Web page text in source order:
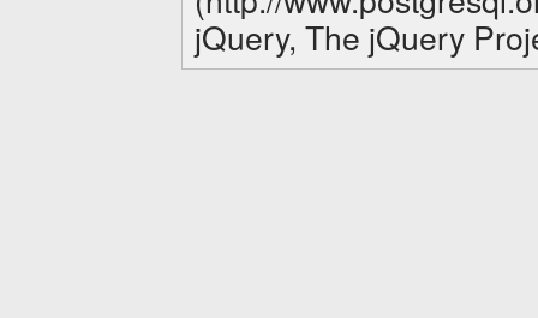
jQuery, The jQuery